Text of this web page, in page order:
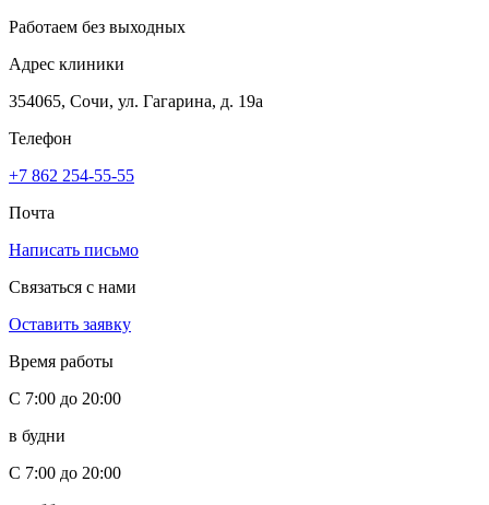
Работаем без выходных
Адрес клиники
354065, Сочи, ул. Гагарина, д. 19а
Телефон
+7 862 254-55-55
Почта
Написать письмо
Связаться с нами
Оставить заявку
Время работы
С 7:00 до 20:00
в будни
С 7:00 до 20:00